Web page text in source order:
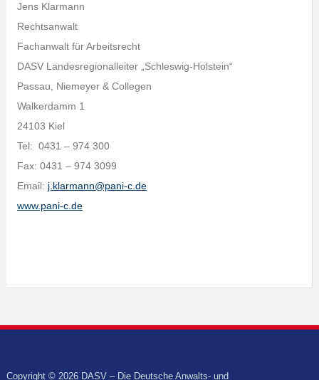
Jens Klarmann
Rechtsanwalt
Fachanwalt für Arbeitsrecht
DASV Landesregionalleiter „Schleswig-Holstein“
Passau, Niemeyer & Collegen
Walkerdamm 1
24103 Kiel
Tel: 0431 – 974 300
Fax: 0431 – 974 3099
Email: j.klarmann@pani-c.de
www.pani-c.de
Copyright © 2026 DASV – Die Deutsche Anwalts- und